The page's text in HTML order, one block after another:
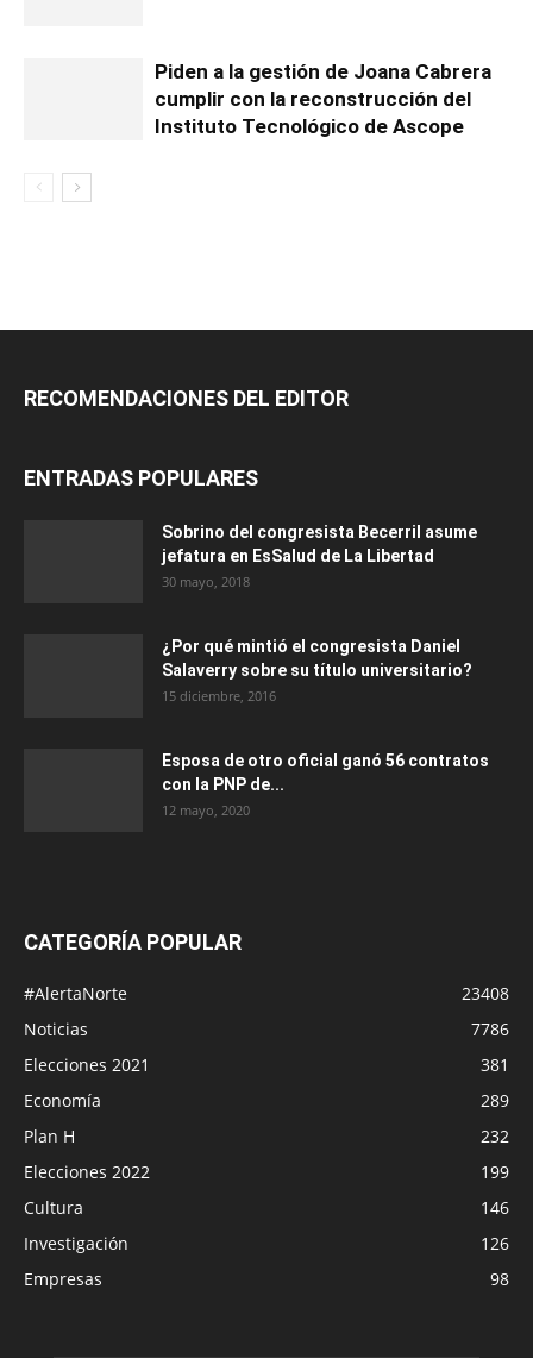
Piden a la gestión de Joana Cabrera
cumplir con la reconstrucción del
Instituto Tecnológico de Ascope
RECOMENDACIONES DEL EDITOR
ENTRADAS POPULARES
Sobrino del congresista Becerril asume
jefatura en EsSalud de La Libertad
30 mayo, 2018
¿Por qué mintió el congresista Daniel
Salaverry sobre su título universitario?
15 diciembre, 2016
Esposa de otro oficial ganó 56 contratos
con la PNP de...
12 mayo, 2020
CATEGORÍA POPULAR
#AlertaNorte
23408
Noticias
7786
Elecciones 2021
381
Economía
289
Plan H
232
Elecciones 2022
199
Cultura
146
Investigación
126
Empresas
98